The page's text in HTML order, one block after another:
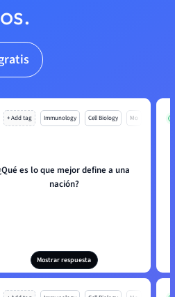
+ Add tag Immunology Cell Biology Mo
es lo que mejor define a una
nación?
Mostrar respuesta